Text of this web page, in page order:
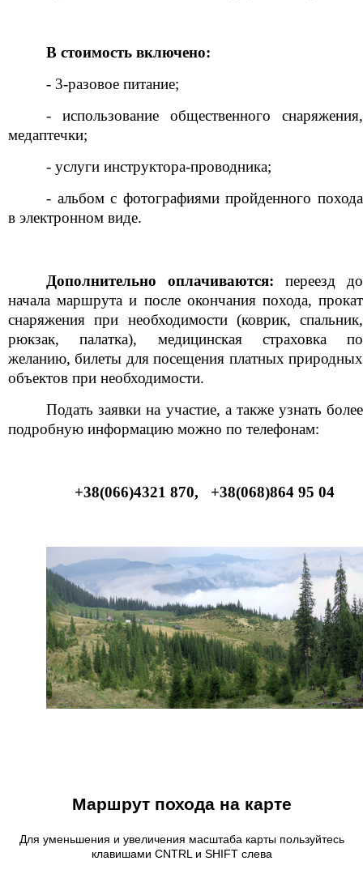
В стоимость включено:
- 3-разовое питание;
- использование общественного снаряжения,
медаптечки;
- услуги инструктора-проводника;
- альбом с фотографиями пройденного похода
в электронном виде.
Дополнительно оплачиваются: переезд до
начала маршрута и после окончания похода, прокат
снаряжения при необходимости (коврик, спальник,
рюкзак, палатка), медицинская страховка по
желанию, билеты для посещения платных природных
объектов при необходимости.
Подать заявки на участие, а также узнать более
подробную информацию можно по телефонам:
+38(066)4321 870, +38(068)864 95 04
Маршрут похода на карте
Для уменьшения и увеличения масштаба карты пользуйтесь
клавишами CNTRL и SHIFT слева